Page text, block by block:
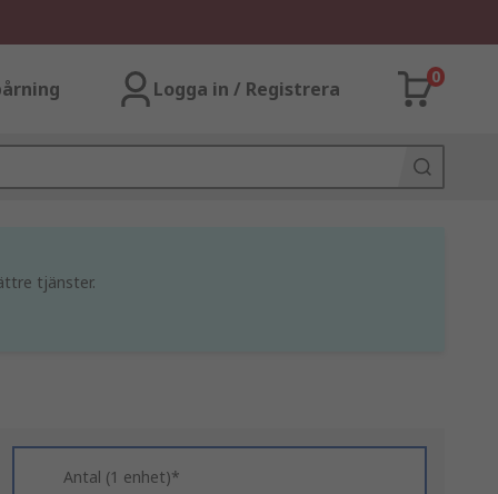
Logga in / Registrera
0
tjänster.
Antal (1 enhet)*